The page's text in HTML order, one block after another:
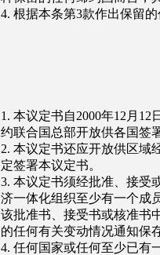
4. 根据本条第3款作出保留
1. 本议定书自2000年12月
约联合国总部开放供各国签
2. 本议定书还应开放供区域
定签署本议定书。
3. 本议定书须经批准、接受
济一体化组织至少有一个成
该批准书、接受书或核准书
的任何有关变动情况通知保
4. 任何国家或任何至少已有